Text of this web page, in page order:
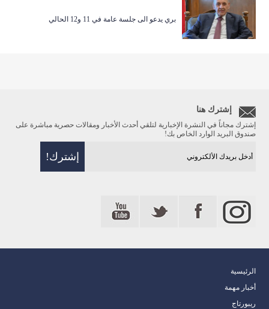
بري يدعو الى جلسة عامة في 11 و12 الحالي
إشترك هنا
إشترك مجاناً في النشرة الإخبارية لتلقي أحدث الأخبار ومقالات حصرية مباشرة على
صندوق البريد الوارد الخاص بك!
الرئيسية
أخبار مهمة
ريبورتاج